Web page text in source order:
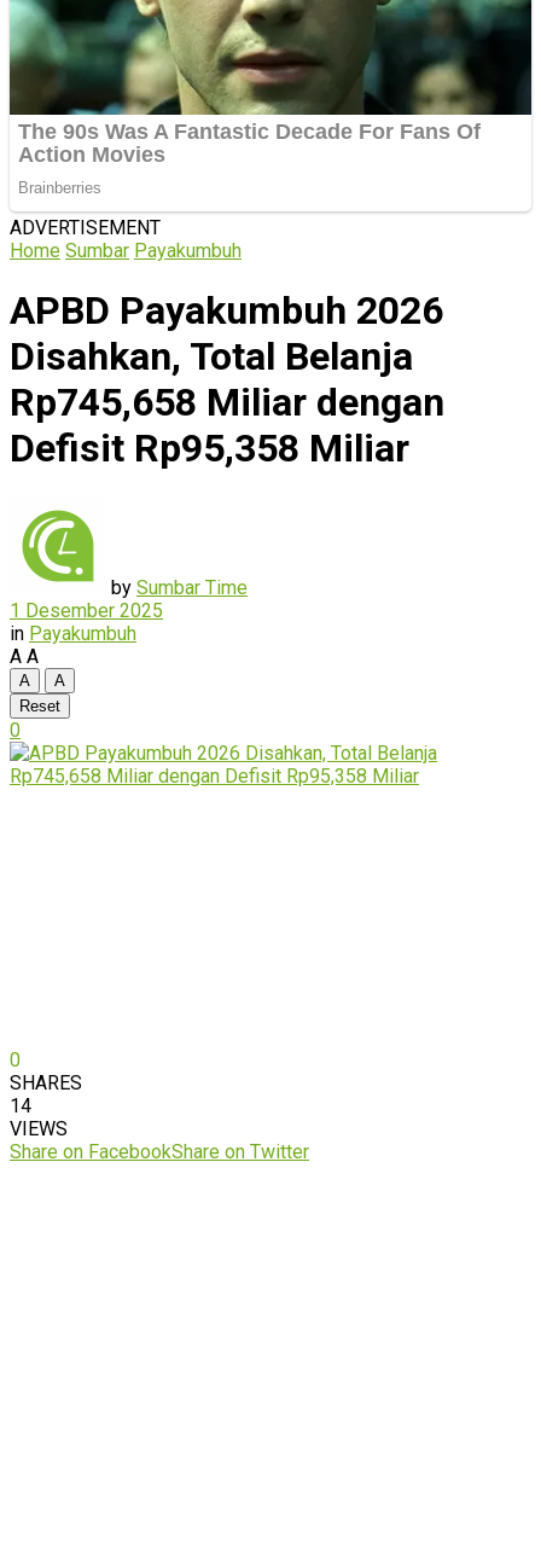
ADVERTISEMENT
Home Sumbar Payakumbuh
APBD Payakumbuh 2026
Disahkan, Total Belanja
Rp745,658 Miliar dengan
Defisit Rp95,358 Miliar
by Sumbar Time
1 Desember 2025
in Payakumbuh
A A
A
A
Reset
0
0
SHARES
14
VIEWS
Share on FacebookShare on Twitter